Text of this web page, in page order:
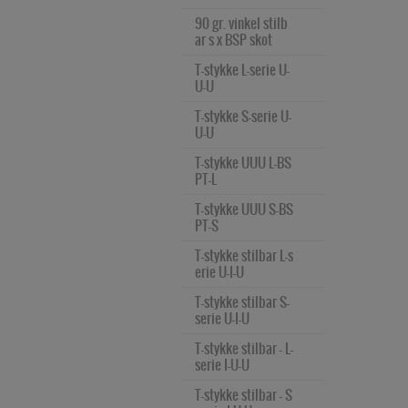
Stik for magnetventil
Form B - 22mm
Stik for magnetventil
Form A - 30mm
Magnetventil 1/2" Inli
ne VY
Magnetventil 1/4" Inli
ne VY
Magnetventil 1/8" Inli
ne VY
90 gr. vinkel stilb
ar s x BSP skot
T-stykke L-serie U-
U-U
T-stykke S-serie U-
U-U
T-stykke UUU L-BS
PT-L
T-stykke UUU S-BS
PT-S
T-stykke stilbar L-s
erie U-I-U
T-stykke stilbar S-
serie U-I-U
T-stykke stilbar - L-
serie I-U-U
T-stykke stilbar - S